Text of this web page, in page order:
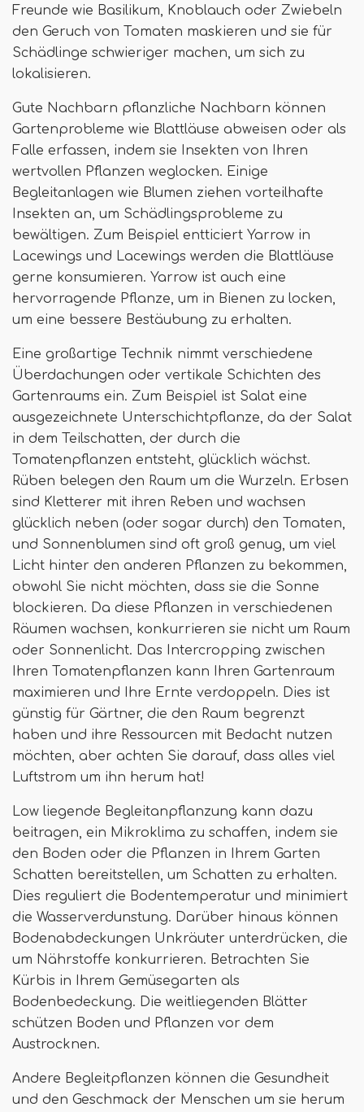
Freunde wie Basilikum, Knoblauch oder Zwiebeln
den Geruch von Tomaten maskieren und sie für
Schädlinge schwieriger machen, um sich zu
lokalisieren.
Gute Nachbarn pflanzliche Nachbarn können
Gartenprobleme wie Blattläuse abweisen oder als
Falle erfassen, indem sie Insekten von Ihren
wertvollen Pflanzen weglocken. Einige
Begleitanlagen wie Blumen ziehen vorteilhafte
Insekten an, um Schädlingsprobleme zu
bewältigen. Zum Beispiel entticiert Yarrow in
Lacewings und Lacewings werden die Blattläuse
gerne konsumieren. Yarrow ist auch eine
hervorragende Pflanze, um in Bienen zu locken,
um eine bessere Bestäubung zu erhalten.
Eine großartige Technik nimmt verschiedene
Überdachungen oder vertikale Schichten des
Gartenraums ein. Zum Beispiel ist Salat eine
ausgezeichnete Unterschichtpflanze, da der Salat
in dem Teilschatten, der durch die
Tomatenpflanzen entsteht, glücklich wächst.
Rüben belegen den Raum um die Wurzeln. Erbsen
sind Kletterer mit ihren Reben und wachsen
glücklich neben (oder sogar durch) den Tomaten,
und Sonnenblumen sind oft groß genug, um viel
Licht hinter den anderen Pflanzen zu bekommen,
obwohl Sie nicht möchten, dass sie die Sonne
blockieren. Da diese Pflanzen in verschiedenen
Räumen wachsen, konkurrieren sie nicht um Raum
oder Sonnenlicht. Das Intercropping zwischen
Ihren Tomatenpflanzen kann Ihren Gartenraum
maximieren und Ihre Ernte verdoppeln. Dies ist
günstig für Gärtner, die den Raum begrenzt
haben und ihre Ressourcen mit Bedacht nutzen
möchten, aber achten Sie darauf, dass alles viel
Luftstrom um ihn herum hat!
Low liegende Begleitanpflanzung kann dazu
beitragen, ein Mikroklima zu schaffen, indem sie
den Boden oder die Pflanzen in Ihrem Garten
Schatten bereitstellen, um Schatten zu erhalten.
Dies reguliert die Bodentemperatur und minimiert
die Wasserverdunstung. Darüber hinaus können
Bodenabdeckungen Unkräuter unterdrücken, die
um Nährstoffe konkurrieren. Betrachten Sie
Kürbis in Ihrem Gemüsegarten als
Bodenbedeckung. Die weitliegenden Blätter
schützen Boden und Pflanzen vor dem
Austrocknen.
Andere Begleitpflanzen können die Gesundheit
und den Geschmack der Menschen um sie herum